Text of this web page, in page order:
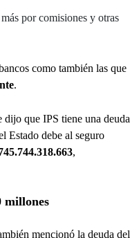
por comisiones y otras
como también las que
.
dijo que IPS tiene una deuda
Estado debe al seguro
,
millones
mencionó la deuda del